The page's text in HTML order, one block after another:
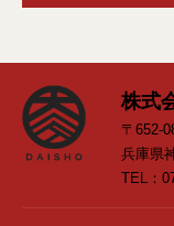
株式
〒652-
兵庫県
TEL：